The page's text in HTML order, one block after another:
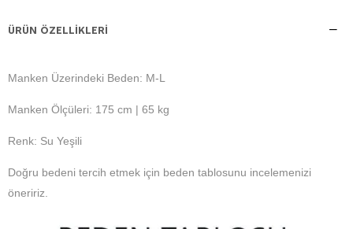
ÜRÜN ÖZELLIKLERI
Manken Üzerindeki Beden: M-L
Manken Ölçüleri: 175 cm | 65 kg
Renk: Su Yeşili
Doğru bedeni tercih etmek için beden tablosunu incelemenizi
öneririz.